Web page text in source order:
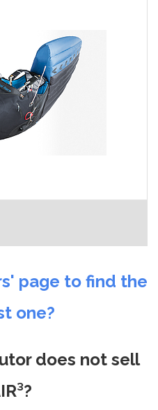
page to find the
one?
does not sell